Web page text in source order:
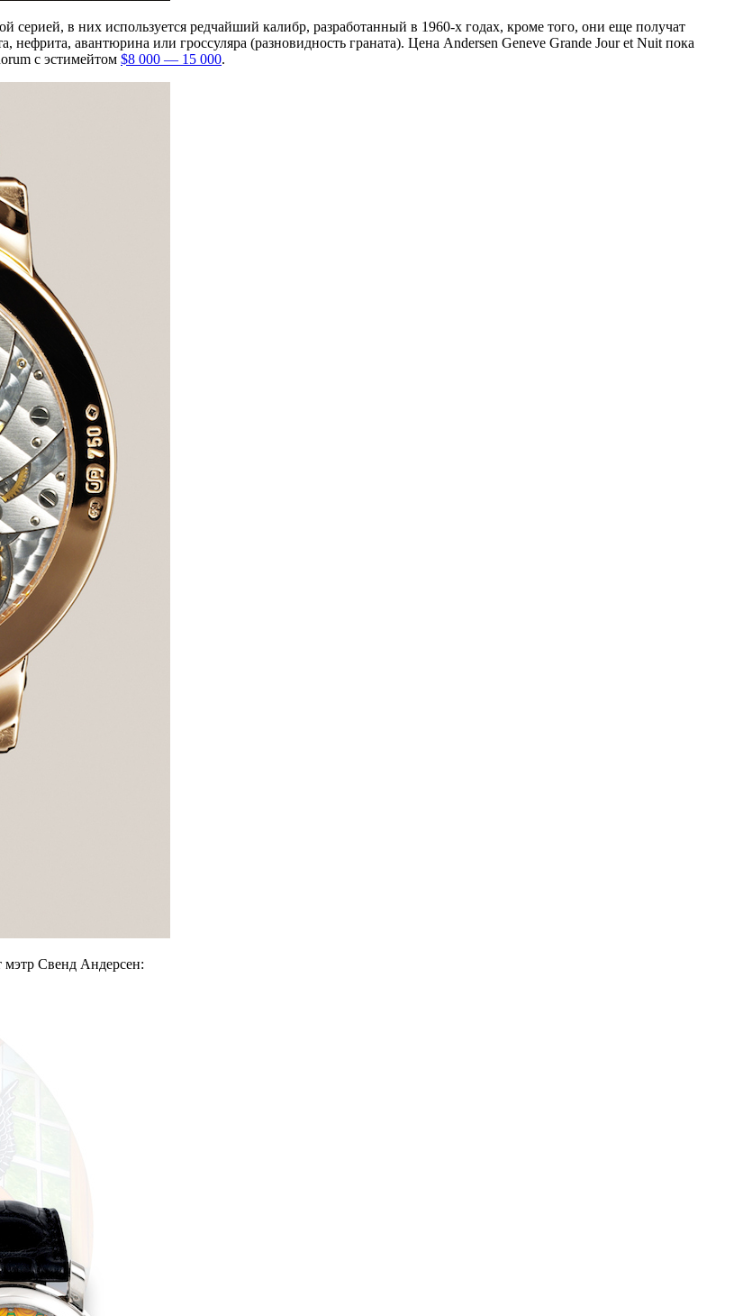
в них используется редчайший калибр, разработанный в 1960-х годах, кроме того, они еще получат
авантюрина или гроссуляра (разновидность граната). Цена Andersen Geneve Grande Jour et Nuit пока
с эстимейтом $8 000 — 15 000.
мэтр Свенд Андерсен: